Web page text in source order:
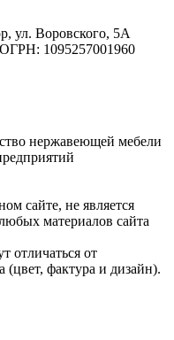
ул. Воровского, 5А
1095257001960
нержавеющей мебели
сайте, не является
материалов сайта
отличаться от
(цвет, фактура и дизайн).